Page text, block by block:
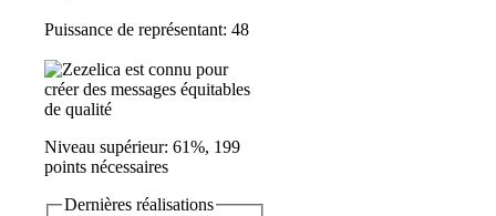
Puissance de représentant: 48
Niveau supérieur: 61%, 199
points nécessaires
Dernières réalisations